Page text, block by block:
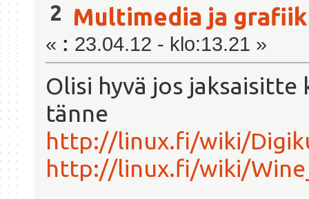
2 Multimedia ja
« : 23.04.12 - klo:13.21 »
Olisi hyvä jos
tänne
http://linux.fi/wiki/
http://linux.fi/wiki/